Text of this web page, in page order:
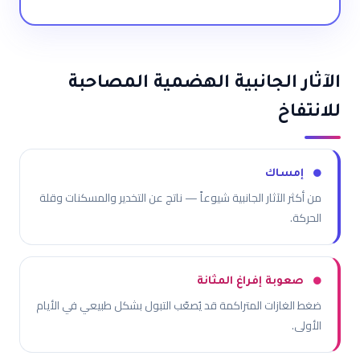
الآثار الجانبية الهضمية المصاحبة
للانتفاخ
إمساك
من أكثر الآثار الجانبية شيوعاً — ناتج عن التخدير والمسكنات وقلة
الحركة.
صعوبة إفراغ المثانة
ضغط الغازات المتراكمة قد يُصعّب التبول بشكل طبيعي في الأيام
الأولى.